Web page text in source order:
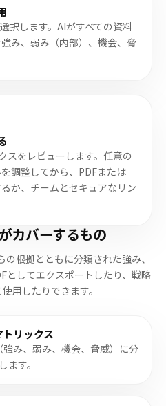
択します。AIがすべての資料
み、弱み（内部）、機会、脅
スをレビューします。任意の
調整してから、PDFまたは
か、チームとセキュアなリン
カバーするもの
根拠とともに分類された強み、
としてエクスポートしたり、戦略
用したりできます。
リックス
み、弱み、機会、脅威）に分
す。